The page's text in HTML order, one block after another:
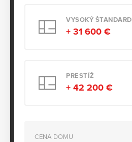
VYSOKÝ ŠTANDARD
+ 31 600 €
PRESTÍŽ
+ 42 200 €
CENA DOMU